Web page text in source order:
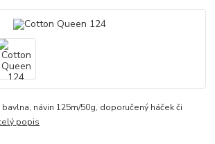
návin 125m/50g, doporučený háček či
popis